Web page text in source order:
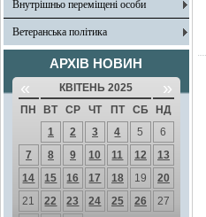
Внутрішньо переміщені особи
Ветеранська політика
АРХІВ НОВИН
« КВІТЕНЬ 2025 »
ПН ВТ СР ЧТ ПТ СБ
НД
1
2 3 4 5
6
7
8 9 10 11 12
13
14
15 16 17 18 19
20
21
22 23 24 25 26
27